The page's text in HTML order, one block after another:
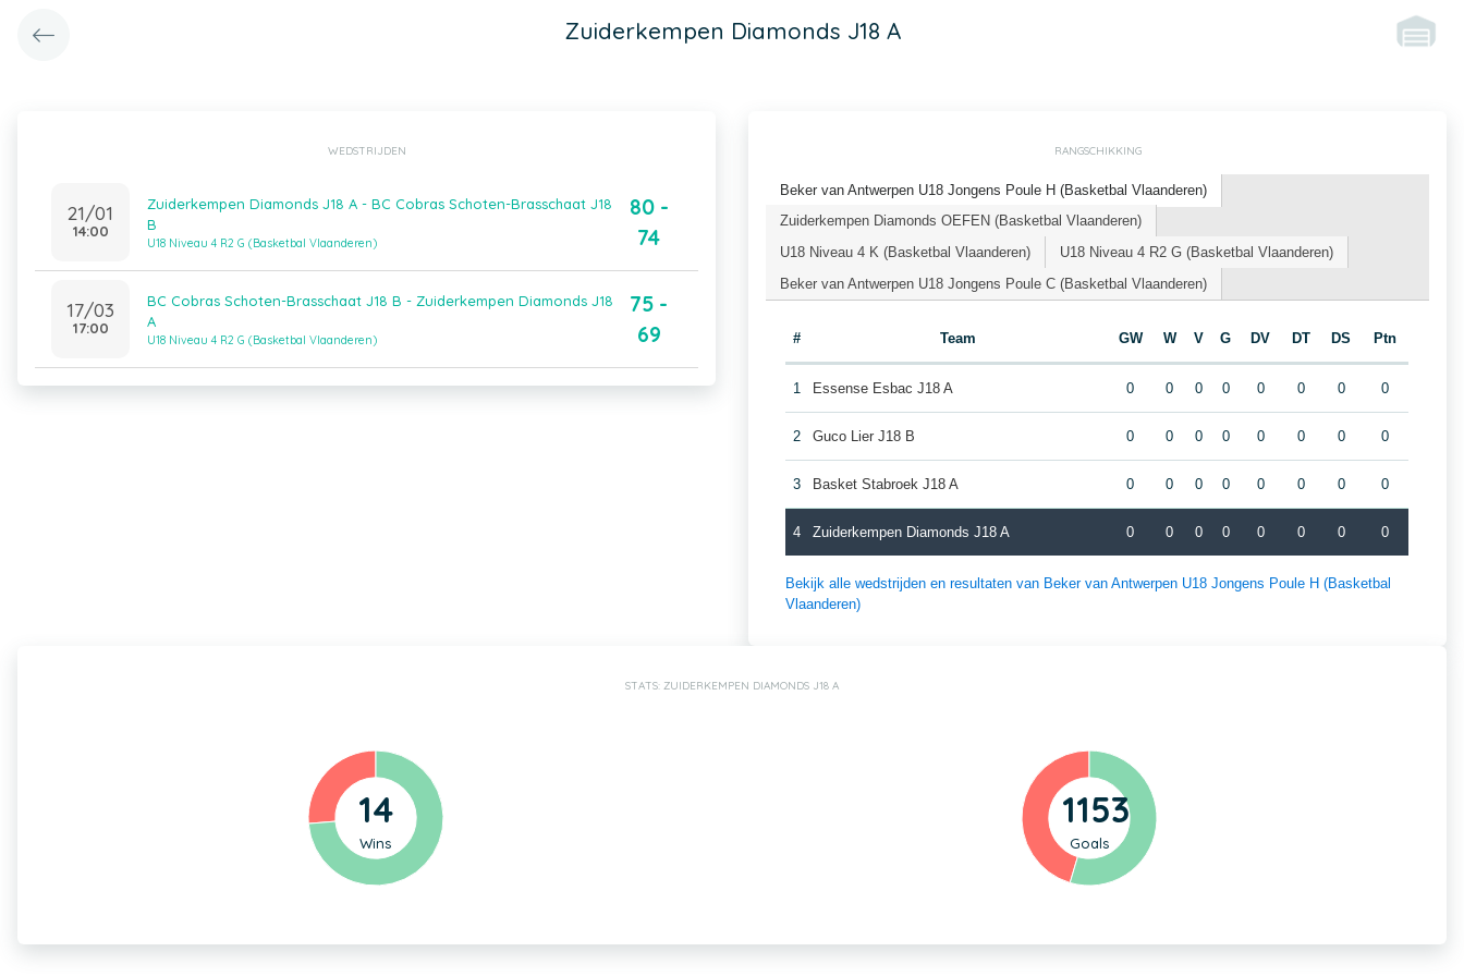
Zuiderkempen Diamonds J18 A
WEDSTRIJDEN
21/01
14:00
Zuiderkempen Diamonds J18 A - BC Cobras Schoten-Brasschaat J18
B
U18 Niveau 4 R2 G (Basketbal Vlaanderen)
80 -
74
17/03
17:00
BC Cobras Schoten-Brasschaat J18 B - Zuiderkempen Diamonds J18
A
U18 Niveau 4 R2 G (Basketbal Vlaanderen)
75 -
69
RANGSCHIKKING
Beker van Antwerpen U18 Jongens Poule H (Basketbal Vlaanderen)
Zuiderkempen Diamonds OEFEN (Basketbal Vlaanderen)
U18 Niveau 4 K (Basketbal Vlaanderen)
U18 Niveau 4 R2 G (Basketbal Vlaanderen)
Beker van Antwerpen U18 Jongens Poule C (Basketbal Vlaanderen)
# Team GW W V G DV DT DS Ptn
1 Essense Esbac J18 A 0 0 0 0 0 0 0 0
2 Guco Lier J18 B 0 0 0 0 0 0 0 0
3 Basket Stabroek J18 A 0 0 0 0 0 0 0 0
4 Zuiderkempen Diamonds J18 A 0 0 0 0 0 0 0 0
Bekijk alle wedstrijden en resultaten van Beker van Antwerpen U18 Jongens Poule H (Basketbal
Vlaanderen)
STATS: ZUIDERKEMPEN DIAMONDS J18 A
14
Wins
1153
Goals